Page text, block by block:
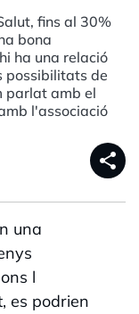
fins al 30%
bona
ha una relació
possibilitats de
parlat amb el
l'associació
share
una
l
es podrien